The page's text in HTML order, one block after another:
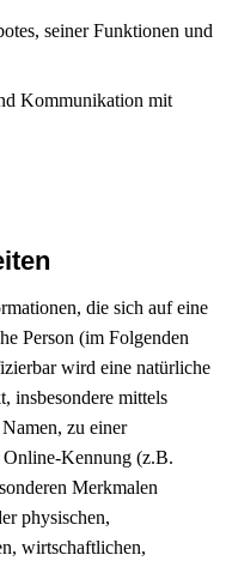
seiner Funktionen und
Kommunikation mit
die sich auf eine
Person (im Folgenden
wird eine natürliche
insbesondere mittels
zu einer
Online-Kennung (z.B.
Merkmalen
physischen,
wirtschaftlichen,